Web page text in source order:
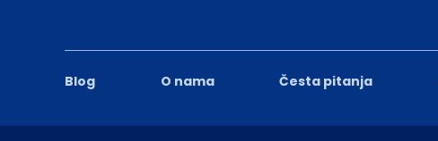
Blog O nama Česta pitanja